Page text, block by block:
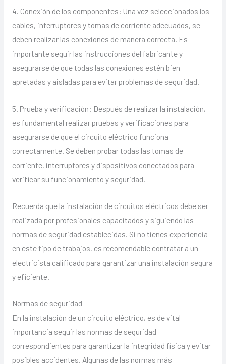
4. Conexión de los componentes: Una vez seleccionados los
cables, interruptores y tomas de corriente adecuados, se
deben realizar las conexiones de manera correcta. Es
importante seguir las instrucciones del fabricante y
asegurarse de que todas las conexiones estén bien
apretadas y aisladas para evitar problemas de seguridad.
5. Prueba y verificación: Después de realizar la instalación,
es fundamental realizar pruebas y verificaciones para
asegurarse de que el circuito eléctrico funciona
correctamente. Se deben probar todas las tomas de
corriente, interruptores y dispositivos conectados para
verificar su funcionamiento y seguridad.
Recuerda que la instalación de circuitos eléctricos debe ser
realizada por profesionales capacitados y siguiendo las
normas de seguridad establecidas. Si no tienes experiencia
en este tipo de trabajos, es recomendable contratar a un
electricista calificado para garantizar una instalación segura
y eficiente.
Normas de seguridad
En la instalación de un circuito eléctrico, es de vital
importancia seguir las normas de seguridad
correspondientes para garantizar la integridad física y evitar
posibles accidentes. Algunas de las normas más